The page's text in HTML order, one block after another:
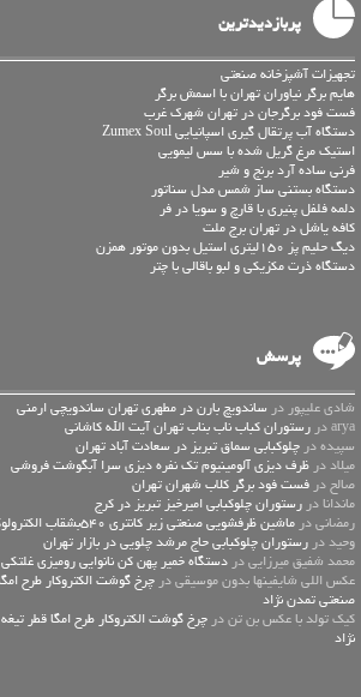
پربازدیدترین
تجهیزات آشپزخانه صنعتی
هایم برگر نیاوران تهران با اسمش برگر
فست فود برگرجان در تهران شهرک غرب
دستگاه آب پرتقال گیری اسپانیایی Zumex Soul
استیک مرغ گریل شده با سس لیمویی
فرنی ساده آرد برنج و شیر
دستگاه بستنی ساز شمس مدل سناتور
دلمه فلفل پنیری با قارچ و سویا در فر
کافه یاشل در تهران برج ملت
دیگ حلیم پز 150لیتری استیل بدون موتور همزن
دستگاه ذرت مکزیکی و لبو باقالی با چتر
پرسش
شادی علیپور در ساندویچ بارن در مطهری تهران ساندویچی ارمنی
arya در
رستوران کباب ناب بناب تهران آیت الله کاشانی
سپیده در چلوکبابی سماق تبریز در سعادت آباد تهران
میلاد در ظرف دیزی آلومینیوم تک نفره دیزی سرا آبگوشت فروشی
صالح در فست فود برگر کلاب شهران تهران
ماندانا در رستوران چلوکبابی امیرخیز تبریز در کرج
رمضانی در ماشین ظرفشویی صنعتی زیر کانتری 540بشقاب الکترولوکس
وحید در رستوران چلوکبابی حاج مرشد چلویی در بازار تهران
محمد شفیق میرزایی در دستگاه خمیر پهن کن نانوایی رومیزی غلتکی
عكس اللي شايفينها بدون موسيقى در
صنعتی تمدن نژاد
کیک تولد با عکس بن تن در
نژاد